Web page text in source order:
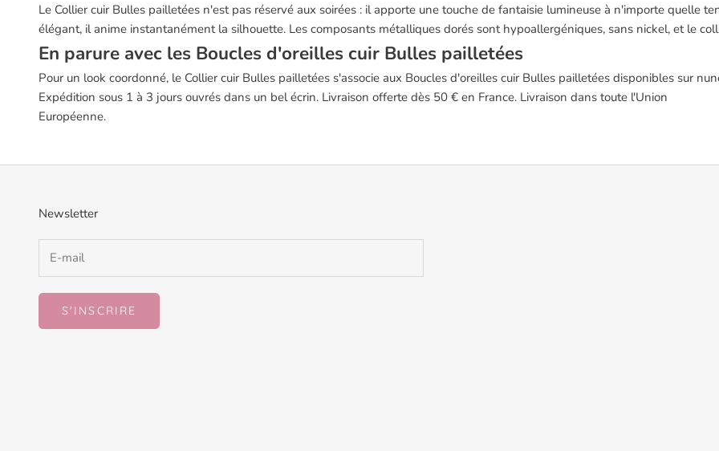
Le Collier cuir Bulles pailletées n'est pas réservé aux soirées : il apporte une touche de fantaisie lumineuse à n'importe quelle
élégant, il anime instantanément la silhouette. Les composants métalliques dorés sont hypoallergéniques, sans nickel, et le
En parure avec les Boucles d'oreilles cuir Bulles pailletées
Pour un look coordonné, le Collier cuir Bulles pailletées s'associe aux Boucles d'oreilles cuir Bulles pailletées disponibles sur
Expédition sous 1 à 3 jours ouvrés dans un bel écrin. Livraison offerte dès 50 € en France. Livraison dans toute l'Union
Européenne.
Newsletter
S'INSCRIRE